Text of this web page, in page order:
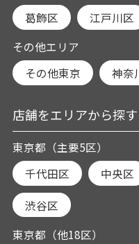
葛飾区
江戸川区
その他エリア
その他東京
神奈
店舗をエリアから探す
東京都（主要5区）
千代田区
中央区
渋谷区
東京都（他18区）